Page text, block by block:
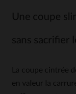
Une coupe
sans sacrifier
La coupe cintrée
en valeur la